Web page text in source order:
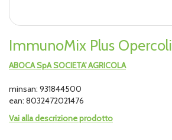
ImmunoMix Plus Opercoli
ABOCA SpA SOCIETA' AGRICOLA
minsan: 931844500
ean: 8032472021476
Vai alla descrizione prodotto